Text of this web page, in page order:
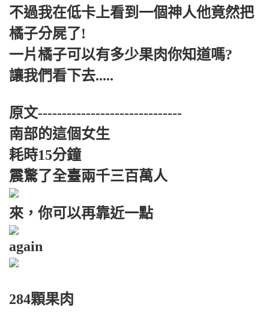
不過我在低卡上看到一個神人他竟然把
橘子分屍了!
一片橘子可以有多少果肉你知道嗎?
讓我們看下去.....
原文------------------------------
南部的這個女生
耗時15分鐘
震驚了全臺兩千三百萬人
來，你可以再靠近一點
again
284顆果肉